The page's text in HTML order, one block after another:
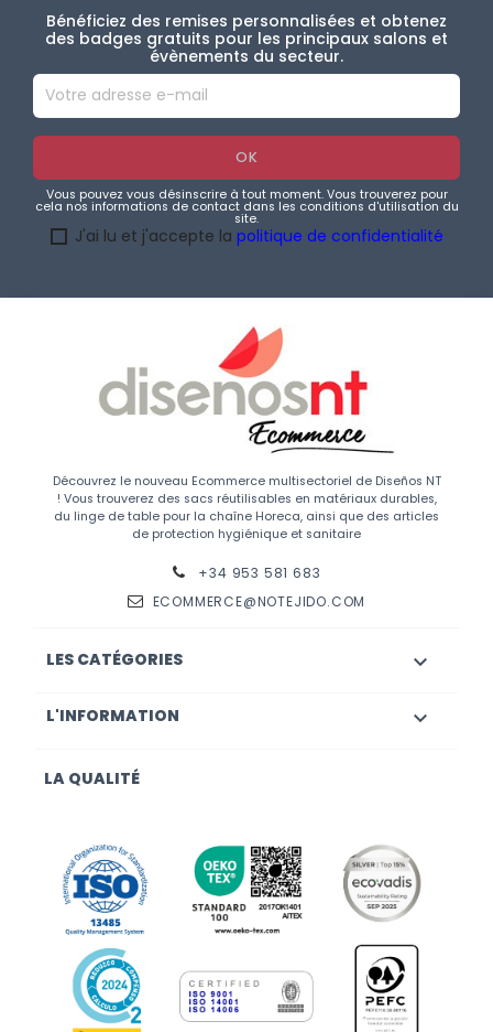
Bénéficiez des remises personnalisées et obtenez
des badges gratuits pour les principaux salons et
évènements du secteur.
Vous pouvez vous désinscrire à tout moment. Vous trouverez pour
cela nos informations de contact dans les conditions d'utilisation du
site.
J'ai lu et j'accepte la politique de confidentialité
Découvrez le nouveau Ecommerce multisectoriel de Diseños NT
! Vous trouverez des sacs réutilisables en matériaux durables,
du linge de table pour la chaîne Horeca, ainsi que des articles
de protection hygiénique et sanitaire
+34 953 581 683
ECOMMERCE@NOTEJIDO.COM
LES CATÉGORIES 
L'INFORMATION 
LA QUALITÉ